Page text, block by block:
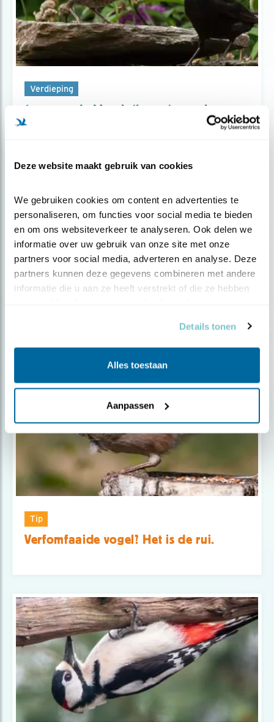
Deze website maakt gebruik van cookies
We gebruiken cookies om content en advertenties te
personaliseren, om functies voor social media te bieden
en om ons websiteverkeer te analyseren. Ook delen we
informatie over uw gebruik van onze site met onze
partners voor social media, adverteren en analyse. Deze
partners kunnen deze gegevens combineren met andere
informatie die u aan ze heeft verstrekt of die ze hebben
Details tonen
Alles toestaan
Aanpassen
Verdieping
Jaar van de Merel: (jonge) merels en
kat..
EKSTERS: NUTTIGE WAAKVOGELS
Door Marc Scheurkogel
Populair
Tip
Verfomfaaide vogel? Het is de rui.